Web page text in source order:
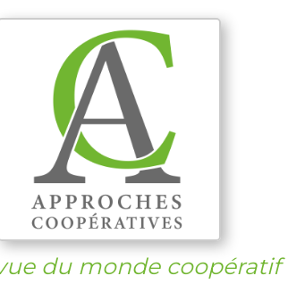
du monde coopératif